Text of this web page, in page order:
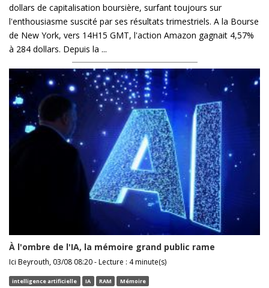
dollars de capitalisation boursière, surfant toujours sur
l'enthousiasme suscité par ses résultats trimestriels. A la Bourse
de New York, vers 14H15 GMT, l'action Amazon gagnait 4,57%
à 284 dollars. Depuis la ...
À l'ombre de l'IA, la mémoire grand public rame
Ici Beyrouth, 03/08 08:20 - Lecture : 4 minute(s)
intelligence artificielle IA RAM Mémoire